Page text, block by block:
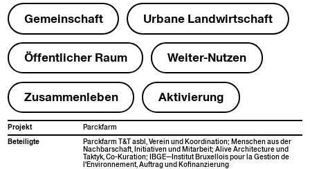
Gemein­schaft Urbane Land­wirtschaft
Öffentlich­er Raum Weit­er-Nutzen
Zusam­men­leben Aktivierung
Pro­jekt
Par­ck­farm
Beteiligte
Par­ck­farm T&T asbl, Vere­in und Koor­di­na­tion; Men­schen aus der
Nach­barschaft, Ini­tia­tiv­en und Mitar­beit; Alive Archi­tec­ture und
Tak­tyk, Co-Kura­tion; IBGE—Institut Brux­el­lois pour la Ges­tion de
l‘Environnement, Auf­trag und Kofinanzierung